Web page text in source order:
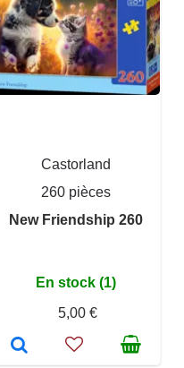
Castorland
260 pièces
New Friendship 260
En stock (1)
5,00 €